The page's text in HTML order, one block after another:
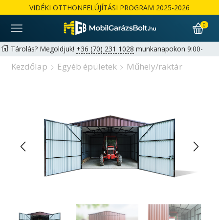
VIDÉKI OTTHONFELÚJÍTÁSI PROGRAM 2025-2026
0
Tárolás? Megoldjuk! +36 (70) 231 1028 munkanapokon 9:00-
17:00 |hello@mobilgarazsbolt.hu
Kezdőlap Egyéb épületek Műhely/raktár